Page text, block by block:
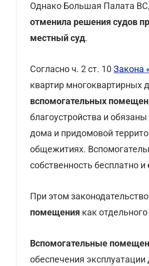
Однако Большая Палата
отменила решения судов
местный суд.
Согласно ч. 2 ст. 10 Закона
квартир
вспомогательных
благоустройства и
дома и придомовой
общежитиях.
собственность бесплатно и
При этом законодательство
помещения как
Вспомогательные
обеспечения